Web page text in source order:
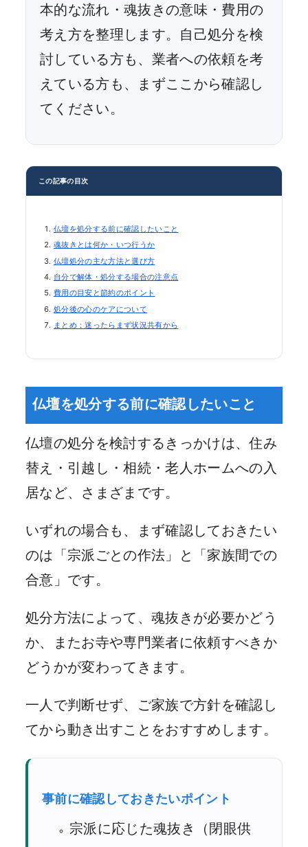
本的な流れ・魂抜きの意味・費用の
考え方を整理します。自己処分を検
討している方も、業者への依頼を考
えている方も、まずここから確認し
てください。
この記事の目次
仏壇を処分する前に確認したいこと
魂抜きとは何か・いつ行うか
仏壇処分の主な方法と選び方
自分で解体・処分する場合の注意点
費用の目安と節約のポイント
処分後の心のケアについて
まとめ：迷ったらまず状況共有から
仏壇を処分する前に確認したいこと
仏壇の処分を検討するきっかけは、住み
替え・引越し・相続・老人ホームへの入
居など、さまざまです。
いずれの場合も、まず確認しておきたい
のは「宗派ごとの作法」と「家族間での
合意」です。
処分方法によって、魂抜きが必要かどう
か、またお寺や専門業者に依頼すべきか
どうかが変わってきます。
一人で判断せず、ご家族で方針を確認し
てから動き出すことをおすすめします。
事前に確認しておきたいポイント
宗派に応じた魂抜き（閉眼供